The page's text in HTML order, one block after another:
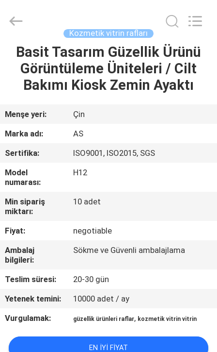
ÜRÜNLER
VIDEOLAR
FABRIKA
KALITE
KONTROL
ULAŞIN
BIR
TEKLIF
Shelves
Co.,Ltd.
Kozmetik vitrin rafları
Basit Tasarım Güzellik Ürünü
Görüntüleme Üniteleri / Cilt
Bakımı Kiosk Zemin Ayaktı
Menşe yeri:
Çin
Marka adı:
AS
Sertifika:
ISO9001, ISO2015, SGS
Model
numarası:
H12
Min sipariş
miktarı:
10 adet
Fiyat:
negotiable
Ambalaj
bilgileri:
Sökme ve Güvenli ambalajlama
Teslim süresi:
20-30 gün
Yetenek temini:
10000 adet / ay
Vurgulamak:
güzellik ürünleri raflar, kozmetik vitrin vitrin
EN IYI FIYAT